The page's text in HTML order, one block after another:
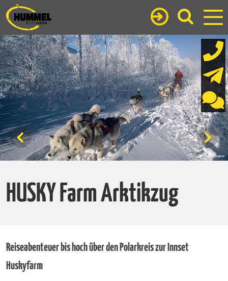
HUSKY Farm Arktikzug
Reiseabenteuer bis hoch über den Polarkreis zur Innset
Huskyfarm